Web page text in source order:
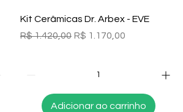
Visualização rápida
Kit Cerâmicas Dr. Arbex - EVE
Preço normal
R$ 1.420,00 Preço promocional
R$ 1.170,00
Adicionar ao carrinho